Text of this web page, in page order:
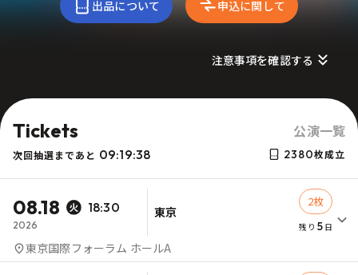
出品について 申込に関して
注意事項を確認する
Tickets 公演一覧
次回抽選まであと 09:19:38 2380枚成立
08.18 18:30
2026
東京
2枚
残り 5 日
東京国際フォーラム ホールA